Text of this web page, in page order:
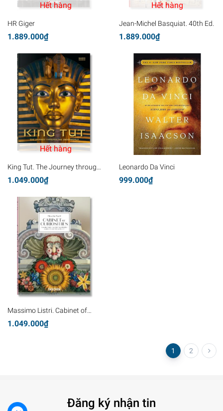
Hết hàng
HR Giger
1.889.000₫
Hết hàng
Jean-Michel Basquiat. 40th Ed.
1.889.000₫
Hết hàng
King Tut. The Journey through
the Underworld. 40th Ed.
1.049.000₫
Leonardo Da Vinci
999.000₫
Massimo Listri. Cabinet of
Curiosities. 40th Ed.
1.049.000₫
1 2
Đăng ký nhận tin